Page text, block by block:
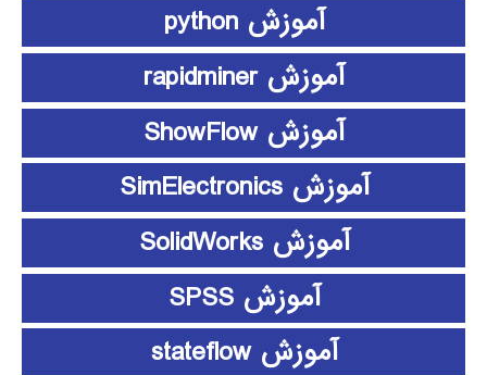
آموزش python
آموزش rapidminer
آموزش ShowFlow
آموزش SimElectronics
آموزش SolidWorks
آموزش SPSS
آموزش stateflow